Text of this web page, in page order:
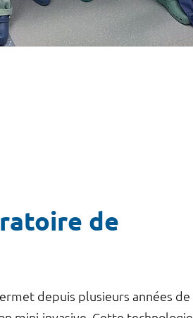
de
depuis plusieurs années de